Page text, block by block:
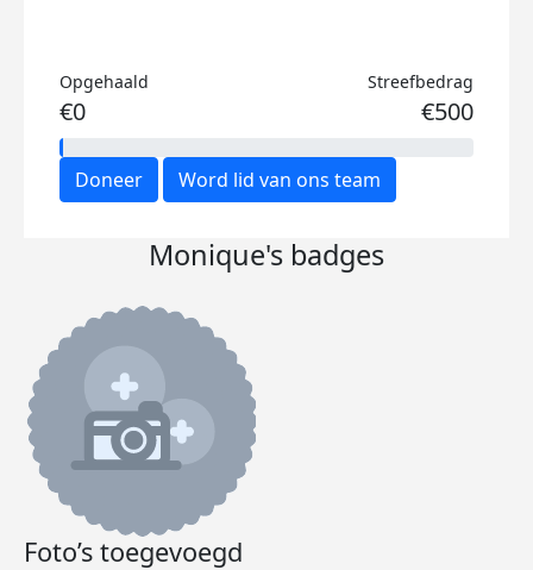
Opgehaald
€0
Streefbedrag
€500
Doneer Word lid van ons team
Monique's badges
Foto’s toegevoegd